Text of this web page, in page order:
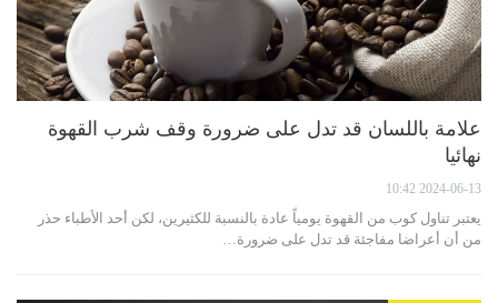
علامة باللسان قد تدل على ضرورة وقف شرب القهوة
نهائيا
2024-06-13 10:42
يعتبر تناول كوب من القهوة يومياً عادة بالنسبة للكثيرين، لكن أحد الأطباء حذر
من أن أعراضا مفاجئة قد تدل على ضرورة…